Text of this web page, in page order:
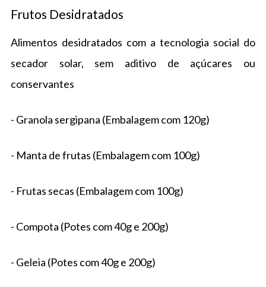
Frutos Desidratados
Alimentos desidratados com a tecnologia social do
secador solar, sem aditivo de açúcares ou
conservantes
- Granola sergipana (Embalagem com 120g)
- Manta de frutas (Embalagem com 100g)
- Frutas secas (Embalagem com 100g)
- Compota (Potes com 40g e 200g)
- Geleia (Potes com 40g e 200g)